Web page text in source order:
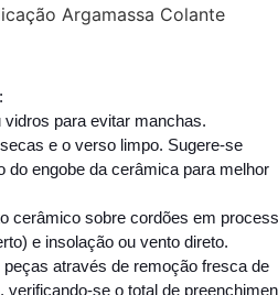
para evitar manchas.
e o verso limpo. Sugere-se
do engobe da cerâmica para melhor
cerâmico sobre cordões em
e insolação ou vento direto.
através de remoção fresca de
verificando-se o total de